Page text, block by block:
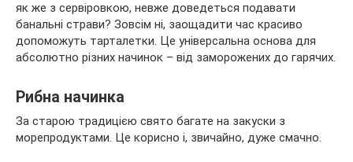
як же з сервіровкою, невже доведеться подавати
банальні страви? Зовсім ні, заощадити час красиво
допоможуть тарталетки. Це універсальна основа для
абсолютно різних начинок – від заморожених до гарячих.
Рибна начинка
За старою традицією свято багате на закуски з
морепродуктами. Це корисно і, звичайно, дуже смачно.